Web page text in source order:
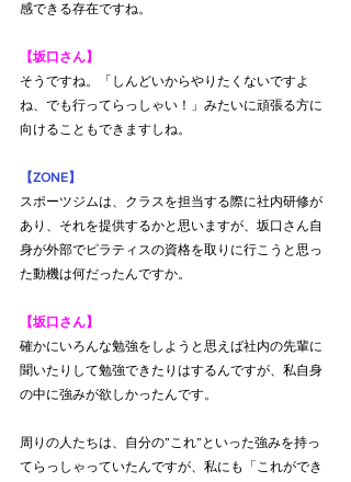
感できる存在ですね。
【坂口さん】
そうですね。「しんどいからやりたくないですよ
ね、でも行ってらっしゃい！」みたいに頑張る方に
向けることもできますしね。
【ZONE】
スポーツジムは、クラスを担当する際に社内研修が
あり、それを提供するかと思いますが、坂口さん自
身が外部でピラティスの資格を取りに行こうと思っ
た動機は何だったんですか。
【坂口さん】
確かにいろんな勉強をしようと思えば社内の先輩に
聞いたりして勉強できたりはするんですが、私自身
の中に強みが欲しかったんです。
周りの人たちは、自分の”これ”といった強みを持っ
てらっしゃっていたんですが、私にも「これができ